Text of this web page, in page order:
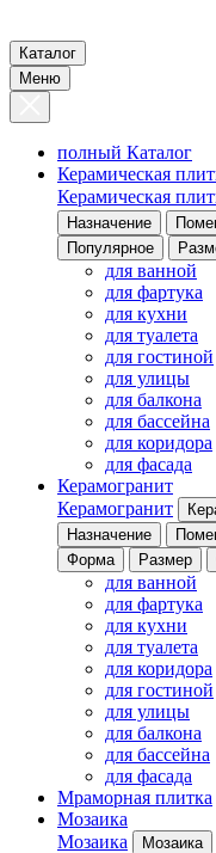
Каталог
Меню
полный Каталог
Керамическая
Керамическая
Назначение
Популярное
для ванной
для фартука
для кухни
для туалета
для гостиной
для улицы
для балкона
для бассейна
для коридора
для фасада
Керамогранит
Керамогранит
Назначение
Форма
Размер
для ванной
для фартука
для кухни
для туалета
для коридора
для гостиной
для улицы
для балкона
для бассейна
для фасада
Мраморная плитка
Мозаика
Мозаика
Мозаика